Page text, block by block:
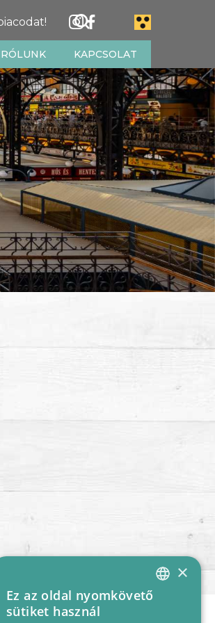
RÓLUNK KAPCSOLAT
HUNGARIAN
×
Ez az oldal nyomkövető
sütiket használ